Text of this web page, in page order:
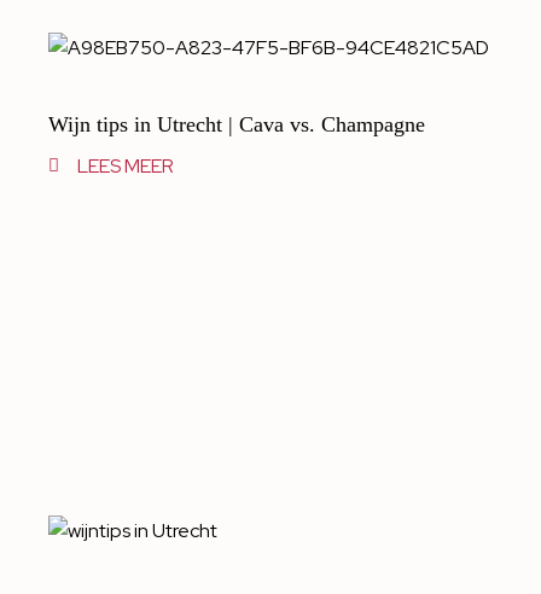
Wijn tips in Utrecht | Cava vs. Champagne
LEES MEER